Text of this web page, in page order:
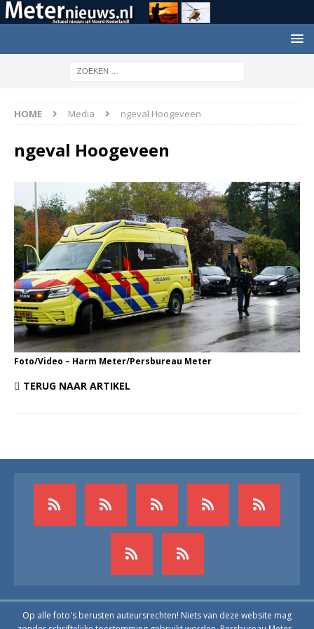
HOME Media ngeval Hoogeveen
ngeval Hoogeveen
Foto/Video – Harm Meter/Persbureau Meter
TERUG NAAR ARTIKEL
Op alle foto's berusten auteursrechten! Niets van deze website mag